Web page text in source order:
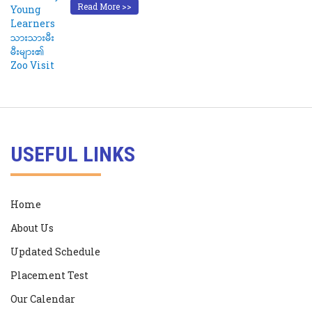
Read More >>
USEFUL LINKS
Home
About Us
Updated Schedule
Placement Test
Our Calendar